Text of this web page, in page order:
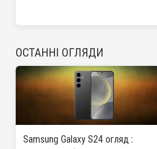
ОСТАННІ ОГЛЯДИ
Samsung Galaxy S24 огляд :